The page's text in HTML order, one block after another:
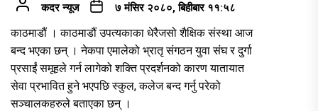
कदर न्यूज ७ मंसिर २०८०, बिहीबार ११:५८
काठमाडौं । काठमाडौं उपत्यकाका धेरैजसो शैक्षिक संस्था आज
बन्द भएका छन् । नेकपा एमालेको भ्रातृ संगठन युवा संघ र दुर्गा
प्रसाईं समूहले गर्न लागेको शक्ति प्रदर्शनको कारण यातायात
सेवा प्रभावित हुने भएपछि स्कुल, कलेज बन्द गर्नु परेको
सञ्चालकहरुले बताएका छन् ।